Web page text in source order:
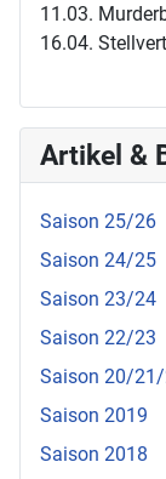
11.03.
16.04.
Artikel &
Saison 25/26
Saison 24/25
Saison 23/24
Saison 22/23
Saison 20/
Saison 2019
Saison 2018